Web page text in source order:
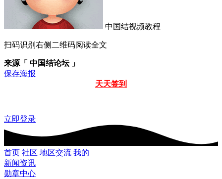
中国结视频教程
扫码识别右侧二维码阅读全文
来源「 中国结论坛 」
保存海报
天天签到
立即登录
首页 社区 地区交流 我的
新闻资讯
勋章中心